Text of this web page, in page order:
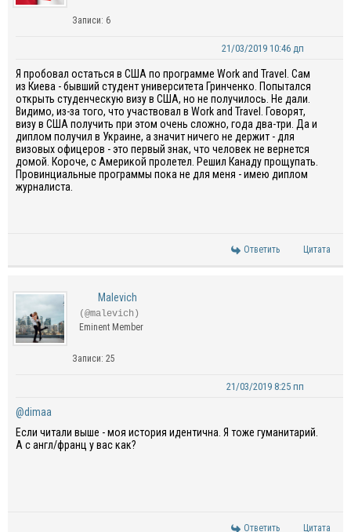
Записи: 6
21/03/2019 10:46 дп
Я пробовал остаться в США по программе Work and Travel. Сам
из Киева - бывший студент университета Гринченко. Попытался
открыть студенческую визу в США, но не получилось. Не дали.
Видимо, из-за того, что участвовал в Work and Travel. Говорят,
визу в США получить при этом очень сложно, года два-три. Да и
диплом получил в Украине, а значит ничего не держит - для
визовых офицеров - это первый знак, что человек не вернется
домой. Короче, с Америкой пролетел. Решил Канаду прощупать.
Провинциальные программы пока не для меня - имею диплом
журналиста.
Ответить Цитата
Malevich
(@malevich)
Eminent Member
Записи: 25
21/03/2019 8:25 пп
@dimaa
Если читали выше - моя история идентична. Я тоже гуманитарий.
А с англ/франц у вас как?
Ответить Цитата